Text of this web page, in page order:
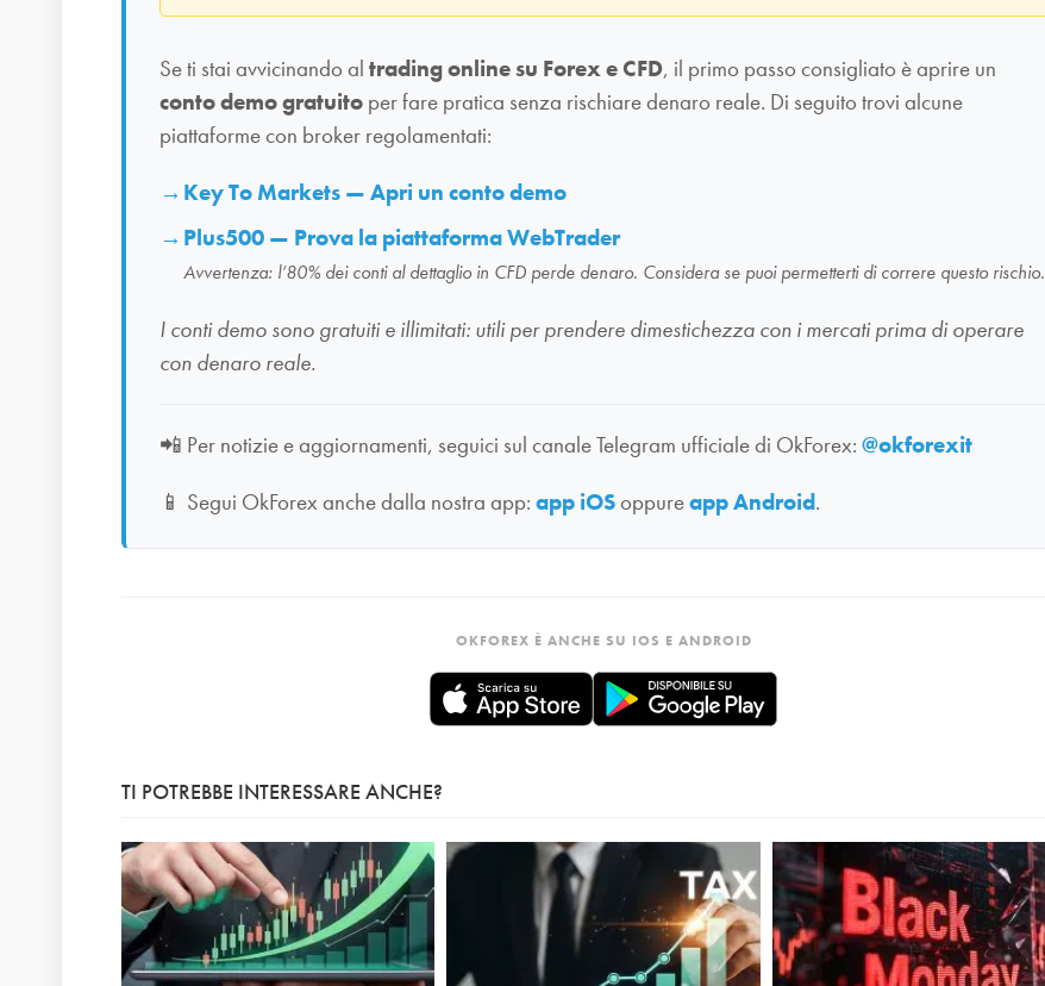
Se ti stai avvicinando al trading online su Forex e CFD, il primo passo consigliato è aprire un
conto demo gratuito per fare pratica senza rischiare denaro reale. Di seguito trovi alcune
piattaforme con broker regolamentati:
Key To Markets — Apri un conto demo
Plus500 — Prova la piattaforma WebTrader
Avvertenza: l’80% dei conti al dettaglio in CFD perde denaro. Considera se puoi permetterti di correre questo rischio.
I conti demo sono gratuiti e illimitati: utili per prendere dimestichezza con i mercati prima di operare
con denaro reale.
📲 Per notizie e aggiornamenti, seguici sul canale Telegram ufficiale di OkForex: @okforexit
📱 Segui OkForex anche dalla nostra app: app iOSoppureapp Android.
OKFOREX È ANCHE SU IOS E ANDROID
TI POTREBBE INTERESSARE ANCHE?